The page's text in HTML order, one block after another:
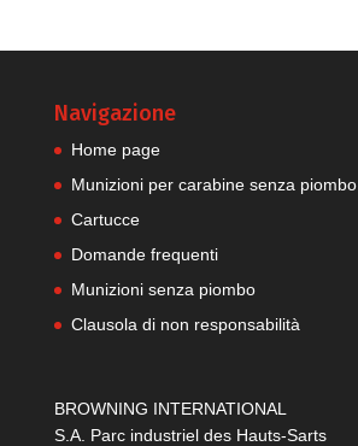
Navigazione
Home page
Munizioni per carabine senza piombo
Cartucce
Domande frequenti
Munizioni senza piombo
Clausola di non responsabilità
BROWNING INTERNATIONAL
S.A. Parc industriel des Hauts-Sarts